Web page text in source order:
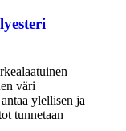
väri
ylellisen ja
tunnetaan